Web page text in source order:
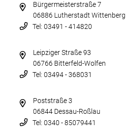
Bürgermeisterstraße 7
06886 Lutherstadt Wittenberg
Tel: 03491 - 414820
Leipziger Straße 93
06766 Bitterfeld-Wolfen
Tel: 03494 - 368031
Poststraße 3
06844 Dessau-Roßlau
Tel: 0340 - 85079441